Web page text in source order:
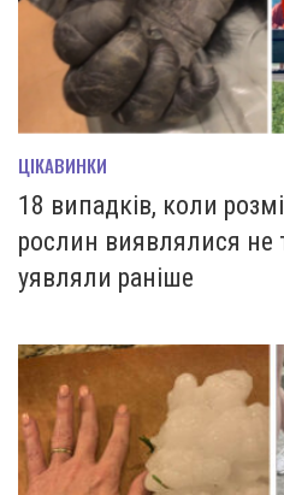
ЦІКАВИНКИ
18 випадків, коли
рослин виявлялися не
уявляли раніше